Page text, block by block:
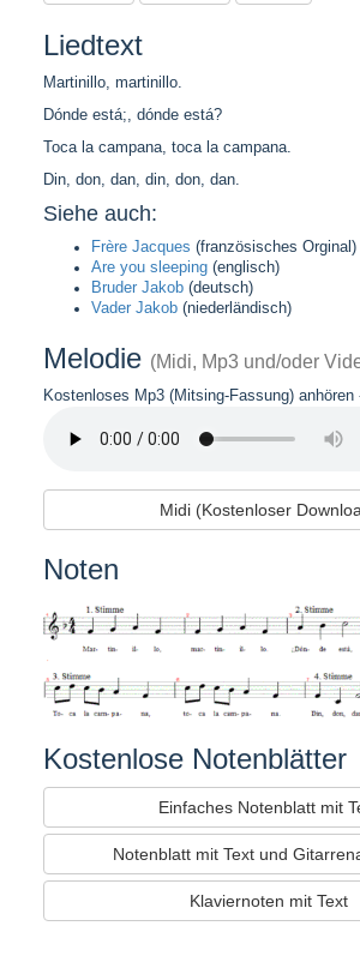
Liedtext
Martinillo, martinillo.
Dónde está;, dónde está?
Toca la campana, toca la campana.
Din, don, dan, din, don, dan.
Siehe auch:
Frère Jacques (französisches Orginal)
Are you sleeping(englisch)
Bruder Jakob(deutsch)
Vader Jakob(niederländisch)
Melodie (Midi, Mp3 und/oder
Kostenloses Mp3 (Mitsing-Fassung) anhören
Midi (Kostenloser
Noten
Kostenlose Notenblätter
Einfaches Notenblatt mit
Notenblatt mit Text und
Klaviernoten mit Text